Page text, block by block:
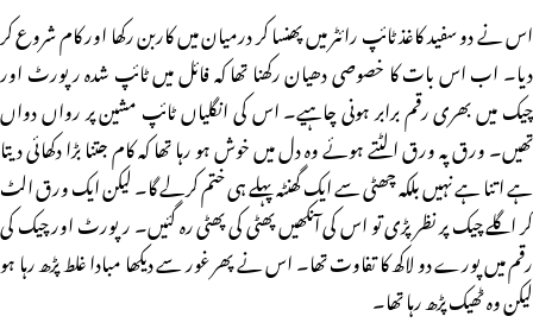
اس نے دو سفید کاغذ ٹائپ رائٹر میں پھنسا کر درمیان میں کاربن رکھا اور کام شروع کر
دیا۔ اب اس بات کا خصوصی دھیان رکھنا تھا کہ فائل میں ٹائپ شدہ رپورٹ اور
چیک میں بھری رقم برابر ہونی چاہیے۔ اس کی انگلیاں ٹائپ مشین پر رواں دواں
تھیں۔ ورق پہ ورق الٹتے ہوئے وہ دل میں خوش ہو رہا تھا کہ کام جتنا بڑا دکھائی دیتا
ہے اتنا ہے نہیں بلکہ چھٹی سے ایک گھنٹہ پہلے ہی ختم کرلے گا۔ لیکن ایک ورق الٹ
کر اگلے چیک پر نظر پڑی تو اس کی آنکھیں پھٹی کی پھٹی رہ گئیں۔ رپورٹ اور چیک کی
رقم میں پورے دو لاکھ کا تفاوت تھا۔ اس نے پھر غور سے دیکھا مبادا غلط پڑھ رہا ہو
لیکن وہ ٹھیک پڑھ رہا تھا۔